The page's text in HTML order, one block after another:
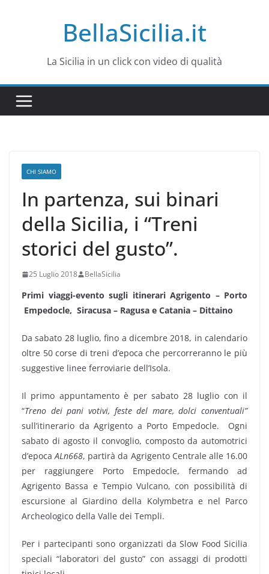
BellaSicilia.it
La Sicilia in un click con video di qualità
CHI SIAMO
In partenza, sui binari
della Sicilia, i “Treni
storici del gusto”.
25 Luglio 2018 BellaSicilia
Primi viaggi-evento sugli itinerari Agrigento – Porto
Empedocle, Siracusa – Ragusa e Catania – Dittaino
Da sabato 28 luglio, fino a dicembre 2018, in calendario
oltre 50 corse di treni d’epoca che percorreranno le più
suggestive linee ferroviarie dell’Isola.
Il primo appuntamento è per sabato 28 luglio con il
“Treno dei pani votivi, feste del mare, dolci conventuali”
sull’itinerario da Agrigento a Porto Empedocle. Ogni
sabato di agosto il convoglio, composto da automotrici
d’epocaALn668, partirà da Agrigento Centrale alle 16.00
per raggiungere Porto Empedocle, fermando ad
Agrigento Bassa e Tempio Vulcano, con possibilità di
escursione al Giardino della Kolymbetra e nel Parco
Archeologico della Valle dei Templi.
Per i partecipanti sono organizzati da Slow Food Sicilia
speciali “laboratori del gusto” con assaggi di prodotti